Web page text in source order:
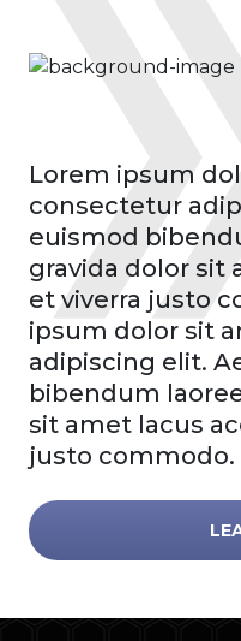
Lorem ipsum
consectetur
euismod
gravida dolor sit
et viverra justo
ipsum dolor sit
adipiscing elit.
bibendum
sit amet lacus
justo commodo.